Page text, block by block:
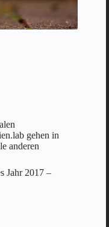
gehen in
anderen
Jahr 2017 –